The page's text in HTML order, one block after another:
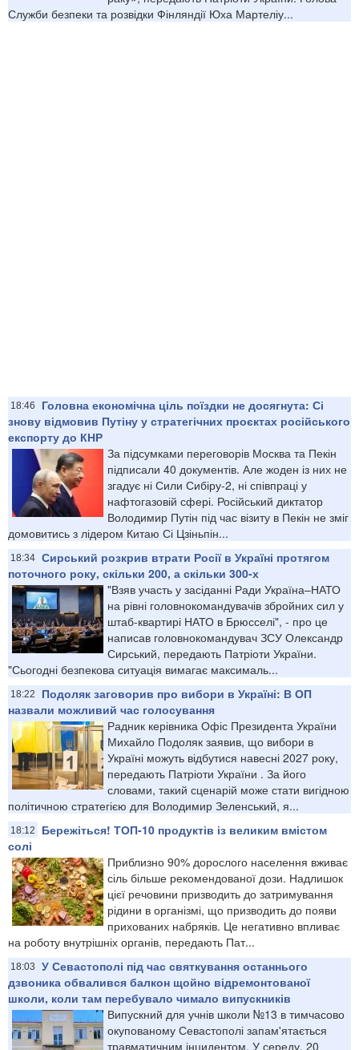
Служби безпеки та розвідки Фінляндії Юха Мартеліу...
18:46
Головна економічна ціль поїздки не досягнута: Сі
знову відмовив Путіну у стратегічних проєктах російського
експорту до КНР
За підсумками переговорів Москва та Пекін
підписали 40 документів. Але жоден із них не
згадує ні Сили Сибіру-2, ні співпраці у
нафтогазовій сфері. Російський диктатор
Володимир Путін під час візиту в Пекін не зміг
домовитись з лідером Китаю Сі Цзіньпін...
18:34 Сирський розкрив втрати Росії в Україні протягом
поточного року, скільки 200, а скільки 300-х
"Взяв участь у засіданні Ради Україна–НАТО
на рівні головнокомандувачів збройних сил у
штаб-квартирі НАТО в Брюсселі", - про це
написав головнокомандувач ЗСУ Олександр
Сирський, передають Патріоти України.
"Сьогодні безпекова ситуація вимагає максималь...
18:22
Подоляк заговорив про вибори в Україні: В ОП
назвали можливий час голосування
Радник керівника Офіс Президента України
Михайло Подоляк заявив, що вибори в
Україні можуть відбутися навесні 2027 року,
передають Патріоти України . За його
словами, такий сценарій може стати вигідною
політичною стратегією для Володимир Зеленський, я...
18:12
Бережіться! ТОП-10 продуктів із великим вмістом
солі
Приблизно 90% дорослого населення вживає
сіль більше рекомендованої дози. Надлишок
цієї речовини призводить до затримування
рідини в організмі, що призводить до появи
прихованих набряків. Це негативно впливає
на роботу внутрішніх органів, передають Пат...
18:03
У Севастополі під час святкування останнього
дзвоника обвалився балкон щойно відремонтованої
школи, коли там перебувало чимало випускників
Випускний для учнів школи №13 в тимчасово
окупованому Севастополі запам'ятається
травматичним інцидентом. У середу, 20